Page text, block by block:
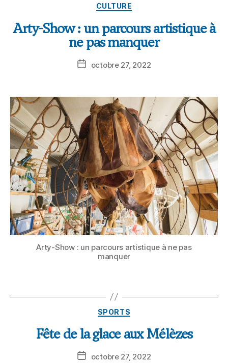
CULTURE
Arty-Show : un parcours artistique à
ne pas manquer
octobre 27, 2022
Arty-Show : un parcours artistique à ne pas
manquer
SPORTS
Fête de la glace aux Mélèzes
octobre 27, 2022